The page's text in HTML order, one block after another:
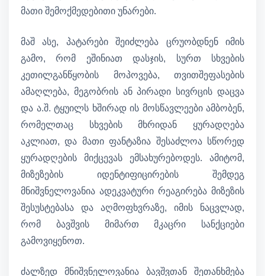
მათი შემოქმედებითი უნარები.
მაშ ასე, პატარები შეიძლება ცრუობდნენ იმის
გამო, რომ ეშინიათ დასჯის, სურთ სხვების
კეთილგანწყობის მოპოვება, თვითშეფასების
ამაღლება, მეგობრის ან პირადი სივრცის დაცვა
და ა.შ. ტყუილს ხშირად ის მოსწავლეები ამბობენ,
რომელთაც სხვების მხრიდან ყურადღება
აკლიათ, და მათი ფანტაზია შესაძლოა სწორედ
ყურადღების მიქცევას ემსახურებოდეს. ამიტომ,
მიზეზების იდენტიფიცირების შემდეგ
მნიშვნელოვანია ადეკვატური რეაგირება მიზეზის
შესუსტებასა და აღმოფხვრაზე, იმის ნაცვლად,
რომ ბავშვის მიმართ მკაცრი სანქციები
გამოვიყენოთ.
ძალზედ მნიშვნელოვანია ბავშვთან შეთანხმება